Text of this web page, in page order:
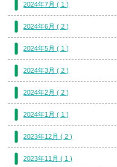
2024年7月 ( 1 )
2024年6月 ( 2 )
2024年5月 ( 1 )
2024年3月 ( 2 )
2024年2月 ( 2 )
2024年1月 ( 1 )
2023年12月 ( 2 )
2023年11月 ( 1 )